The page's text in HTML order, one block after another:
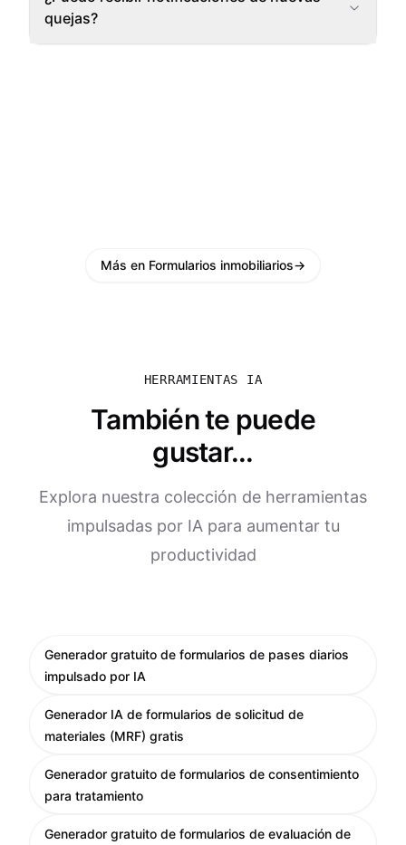
quejas?
Más en Formularios inmobiliarios→
HERRAMIENTAS IA
También te puede
gustar...
Explora nuestra colección de herramientas
impulsadas por IA para aumentar tu
productividad
Generador gratuito de formularios de pases diarios
impulsado por IA
Generador IA de formularios de solicitud de
materiales (MRF) gratis
Generador gratuito de formularios de consentimiento
para tratamiento
Generador gratuito de formularios de evaluación de